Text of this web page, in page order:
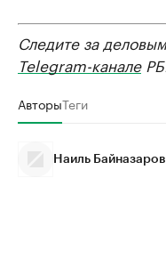
Следите за
Telegram-канале
АвторыТеги
Наиль Байназаров